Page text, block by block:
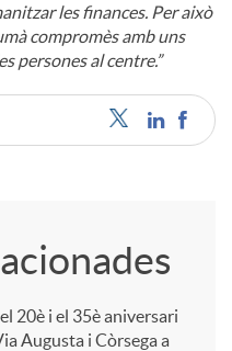
les finances. Per això
compromès amb uns
persones al centre.”
20è i el 35è aniversari
Augusta i Còrsega a